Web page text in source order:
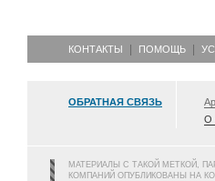
КОНТАКТЫ ПОМОЩЬ
ОБРАТНАЯ СВЯЗЬ
О
МАТЕРИАЛЫ С ТАКОЙ МЕТКОЙ,
КОМПАНИЙ ОПУБЛИКОВАНЫ НА